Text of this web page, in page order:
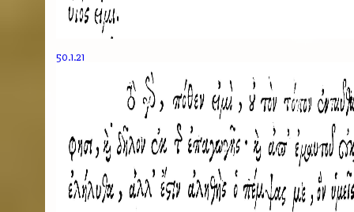
50.1.21